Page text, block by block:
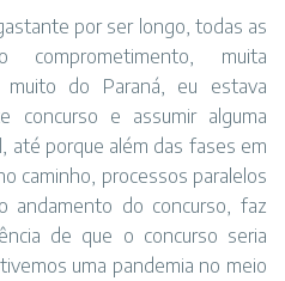
por ser longo, todas as
comprometimento, muita
do Paraná, eu estava
concurso e assumir alguma
até porque além das fases em
caminho, processos paralelos
andamento do concurso, faz
de que o concurso seria
uma pandemia no meio